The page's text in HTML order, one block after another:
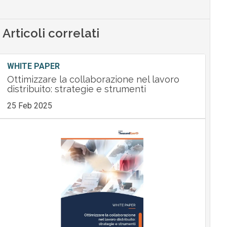
Articoli correlati
WHITE PAPER
Ottimizzare la collaborazione nel lavoro
distribuito: strategie e strumenti
25 Feb 2025